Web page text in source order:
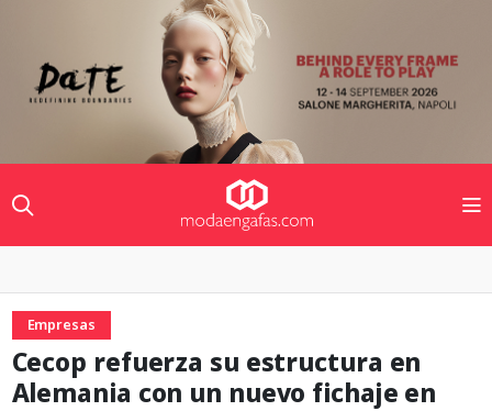
Empresas
Cecop refuerza su estructura en
Alemania con un nuevo fichaje en